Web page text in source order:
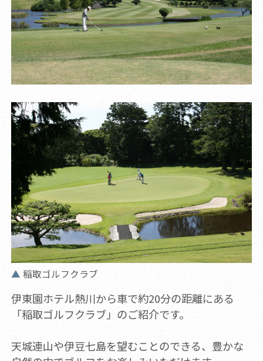
稲取ゴルフクラブ
伊東園ホテル熱川から車で約20分の距離にある
「稲取ゴルフクラブ」のご紹介です。
天城連山や伊豆七島を望むことのできる、豊かな